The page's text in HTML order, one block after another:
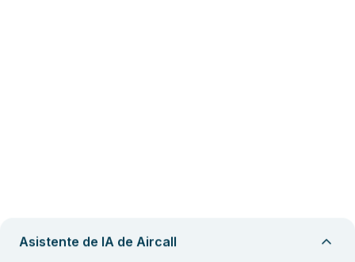
Asistente de IA de Aircall